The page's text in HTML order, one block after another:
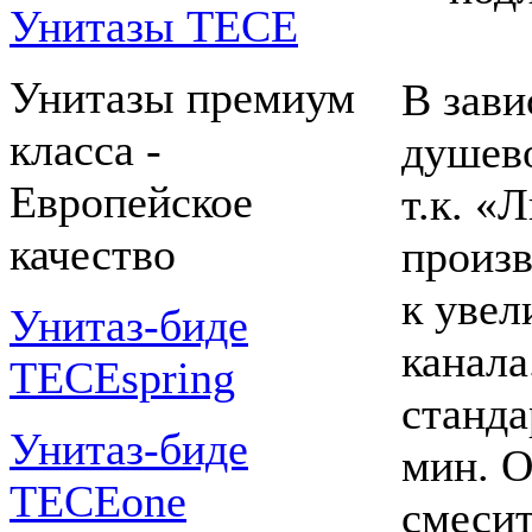
Унитазы TECE
Унитазы премиум
класса -
Европейское
качество
Унитаз-биде
TECEspring
Унитаз-биде
TECEone
В
т.к.
к
мин.